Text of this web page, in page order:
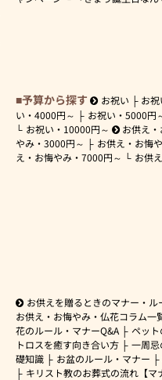
予算から探す お祝い お
い・ 4000円～ お祝い・ 5000円
お祝い・ 10000円～ お供え
やみ・ 3000円～ お供え・お悔
え・お悔やみ・ 7000円～ お供
お供えを贈るときのマナー・ル
お供え・お悔やみ・仏花コラム一
花のルール・マナーQ&A
ペット
トロスを癒す向き合い方
一周忌
礎知識
お盆のルール・マナー
キリスト教のお葬式の流れ【マ